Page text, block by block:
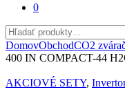
0
Hľadať:
DomovObchodCO2
400 IN COMPACT-44
AKCIOVÉ SETY,